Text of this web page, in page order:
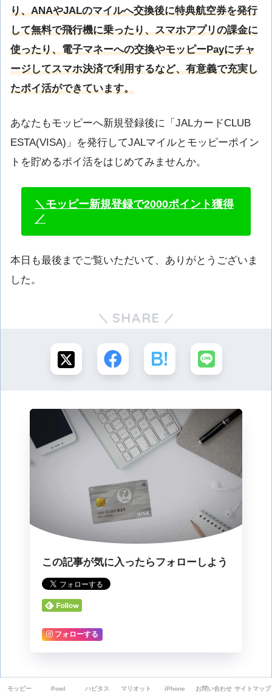
り、ANAやJALのマイルへ交換後に特典航空券を発行
して無料で飛行機に乗ったり、スマホアプリの課金に
使ったり、電子マネーへの交換やモッピーPayにチャ
ージしてスマホ決済で利用するなど、有意義で充実し
たポイ活ができています。
あなたもモッピーへ新規登録後に「JALカードCLUB
ESTA(VISA)」を発行してJALマイルとモッピーポイン
トを貯めるポイ活をはじめてみませんか。
＼モッピー新規登録で2000ポイント獲得
／
本日も最後までご覧いただいて、ありがとうございま
した。
SHARE
この記事が気に入ったらフォローしよう
フォローする
CATEGORY : クレジットカード
モッピー Powl ハピタス マリオット iPhone お問い合わせ サイトマップ